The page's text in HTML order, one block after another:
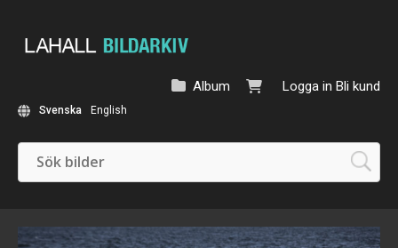
Logga in Bli kund
Album
Svenska English